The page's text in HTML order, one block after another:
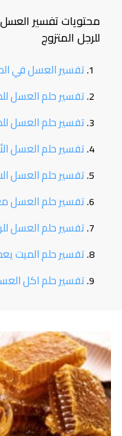
محتويات تفسير
للرجل المتزوج
تفسير العسل في
تفسير حلم العسل
تفسير حلم العسل
تفسير حلم العسل
تفسير حلم العسل
تفسير حلم العسل
تفسير حلم العسل
تفسير حلم الميت
تفسير حلم اكل